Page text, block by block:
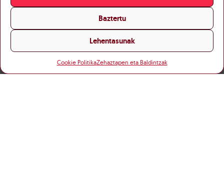
Baztertu
Lehentasunak
Cookie PolitikaZehaztapen eta Baldintzak